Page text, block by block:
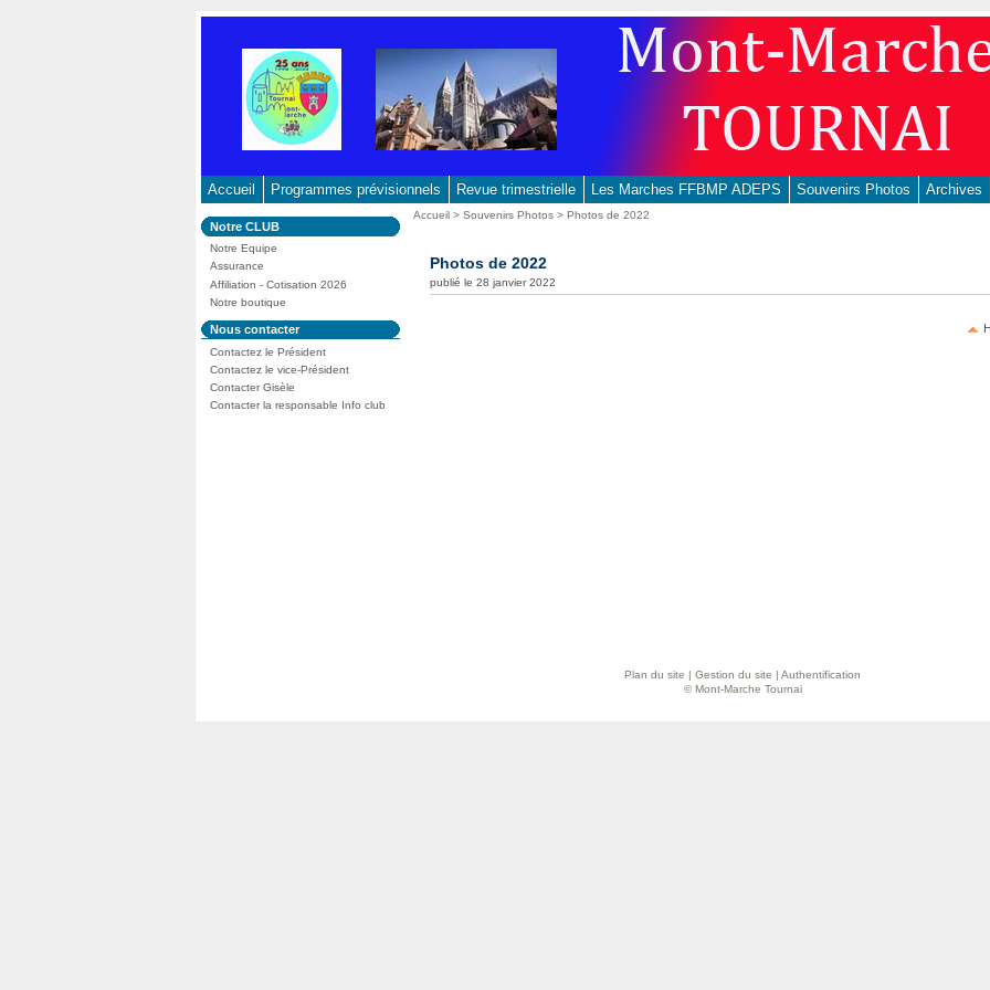
Accueil Programmes prévisionnels Revue trimestrielle Les Marches FFBMP ADEPS Souvenirs Photos Archives
Dans
la
rubrique
:
Notre CLUB
Notre Equipe
Assurance
Affiliation - Cotisation 2026
Notre boutique
Dans
la
rubrique
:
Nous contacter
Contactez le Président
Contactez le vice-Président
Contacter Gisèle
Contacter la responsable Info club
Vous
Accueil >Souvenirs Photos> Photos de 2022
Photos de 2022
publié le 28 janvier 2022
Plan du site | Gestion du site | Authentification
© Mont-Marche Tournai